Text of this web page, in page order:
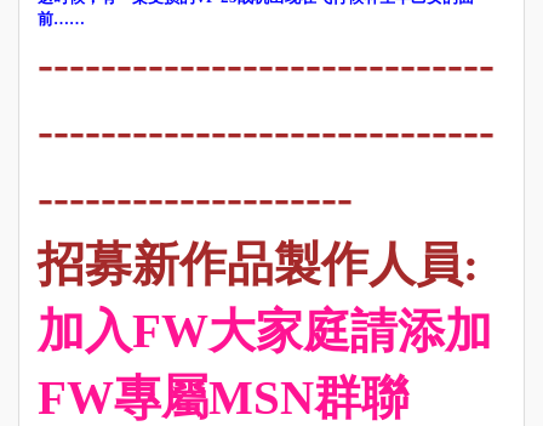
前……
-----------------------------
-----------------------------
--------------------
招募新作品製作人員:
加入FW大家庭請添加
FW專屬MSN群聯